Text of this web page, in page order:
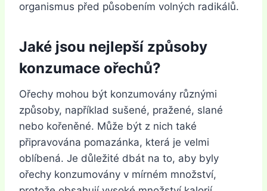
organismus před působením volných radikálů.
Jaké jsou nejlepší způsoby
konzumace ořechů?
Ořechy mohou být konzumovány různými
způsoby, například sušené, pražené, slané
nebo kořeněné. Může být z nich také
připravována pomazánka, která je velmi
oblíbená. Je důležité dbát na to, aby byly
ořechy konzumovány v mírném množství,